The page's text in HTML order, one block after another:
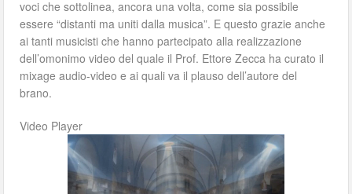
voci che sottolinea, ancora una volta, come sia possibile
essere “distanti ma uniti dalla musica”. E questo grazie anche
ai tanti musicisti che hanno partecipato alla realizzazione
dell’omonimo video del quale il Prof. Ettore Zecca ha curato il
mixage audio-video e ai quali va il plauso dell’autore del
brano.
Video Player